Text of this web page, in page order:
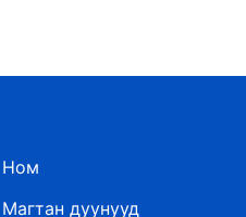
Ном
Магтан дуунууд